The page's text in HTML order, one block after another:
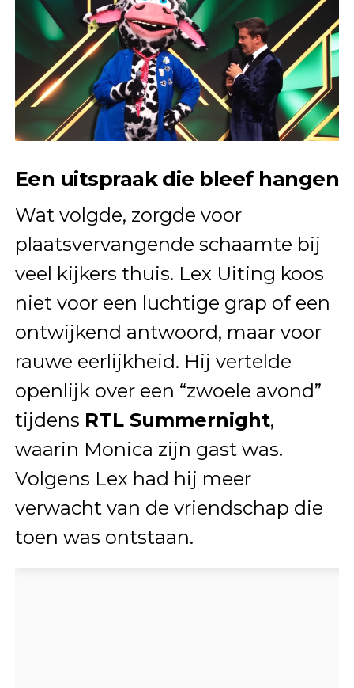
Een uitspraak die bleef hangen
Wat volgde, zorgde voor
plaatsvervangende schaamte bij
veel kijkers thuis. Lex Uiting koos
niet voor een luchtige grap of een
ontwijkend antwoord, maar voor
rauwe eerlijkheid. Hij vertelde
openlijk over een “zwoele avond”
tijdens RTL Summernight,
waarin Monica zijn gast was.
Volgens Lex had hij meer
verwacht van de vriendschap die
toen was ontstaan.